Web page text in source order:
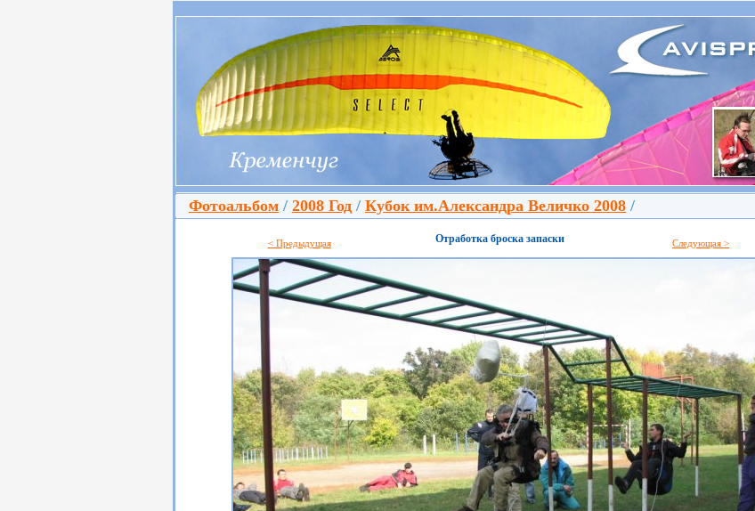
Фотоальбом / 2008 Год / Кубок им.Александра Величко 2008 /
< Предыдущая Отработка броска запаски Следующая >